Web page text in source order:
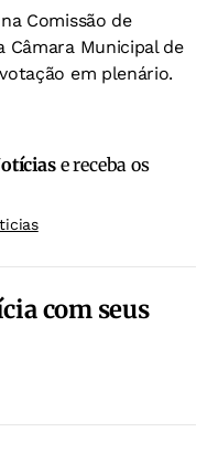
Comissão de
Câmara Municipal de
em plenário.
e receba os
com seus